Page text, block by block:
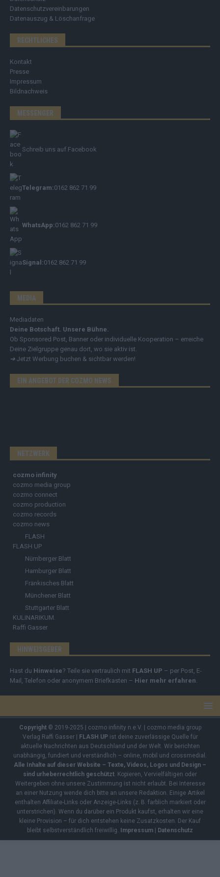
Datenschutzvereinbarungen
Datenauszug & Löschanfrage
RECHTLICHES
Kontakt
Presse
Impressum
Bildnachweis
MESSENGER
Schreib uns auf Facebook
Telegram:0162 862 71 99
WhatsApp:0162 862 71 99
Signal:0162 862 71 99
MEDIA
Mediadaten
Deine Botschaft. Unsere Bühne.
Ob Sponsored Post, Banner oder individuelle Kooperation – erreiche
Deine Zielgruppe genau dort, wo sie aktiv ist.
➔ Jetzt Werbung buchen & sichtbar werden!
EIN ANGEBOT DER COZMO NEWS
NETZWERK
cozmo infinity
cozmo media group
cozmo connect
cozmo production
cozmo records
cozmo news
FLASH
FLASH UP
Nürnberger Blatt
Hamburger Blatt
Fränkisches Blatt
Münchener Blatt
Stuttgarter Blatt
KULINARIKUM.
Raffi Gasser
HINWEISGEBER
Hast du Hinweise? Teile sie vertraulich mit FLASH UP – per Post, E-
Mail, Telefon oder anonymem Briefkasten – Hier mehr erfahren
Copyright© 2019-2025 | cozmo infinity n.e.V. | cozmo media group
Verlag Raffi Gasser |
FLASH UPist deine zuverlässige Quelle für
aktuelle Nachrichten aus Deutschland und der Welt. Wir berichten
unabhängig, fundiert und verständlich – online, mobil und crossmedial.
Alle Inhalte auf dieser Website – Texte, Videos, Logos und Design –
sind urheberrechtlich geschützt. Kopieren, Vervielfältigen oder
Weitergeben ohne unsere Zustimmung ist nicht erlaubt. Bei Interesse
an einer Nutzung wende dich bitte an unsere Redaktion. Einige Artikel
enthalten Affiliate-Links oder Anzeige-Links (z. B. farblich markiert oder
unterstrichen). Wenn du darüber ein Produkt kaufst, erhalten wir eine
kleine Provision – für dich entstehen keine Zusatzkosten. Der Kauf
bleibt selbstverständlich freiwillig.
Impressum Datenschutz